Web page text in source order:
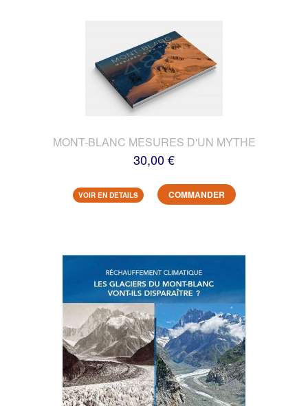
MONT-BLANC MESURES D'UN MYTHE
30,00 €
VOIR EN DETAILS COMMANDER